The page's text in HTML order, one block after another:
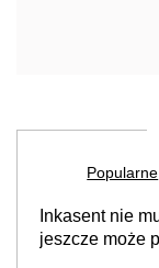
Popularne
Inkasent nie
jeszcze może